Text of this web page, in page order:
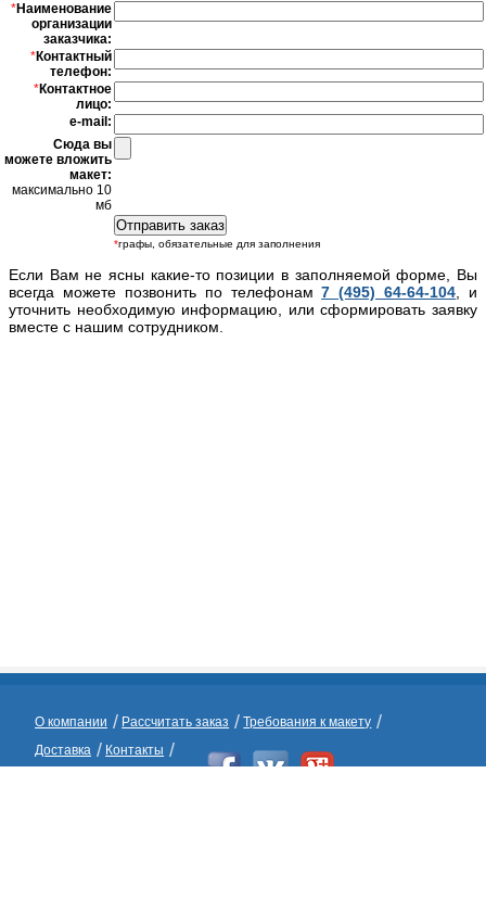
*Наименование
организации
заказчика:
*Контактный
телефон:
*Контактное
лицо:
e-mail:
Сюда вы
можете вложить
макет:
максимально 10
мб
*графы, обязательные для заполнения
Если Вам не ясны какие-то позиции в заполняемой форме, Вы
всегда можете позвонить по телефонам7 (495) 64-64-104, и
уточнить необходимую информацию, или сформировать заявку
вместе с нашим сотрудником.
/
О компании /
Рассчитать заказ /
Требования к макету
/
Доставка /
Контакты